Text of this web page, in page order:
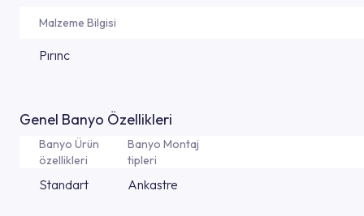
Malzeme Bilgisi
Pırınc
Genel Banyo Özellikleri
Banyo Ürün
özellikleri
Banyo Montaj
tipleri
Standart Ankastre